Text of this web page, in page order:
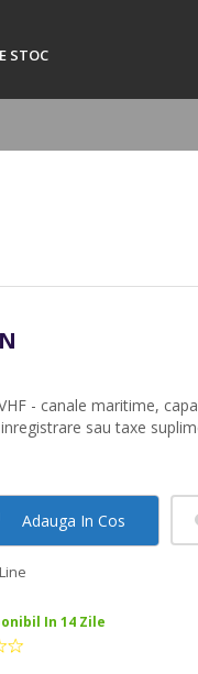
STOC
- canale maritime,
sau taxe
Adauga In Cos
In 14 Zile